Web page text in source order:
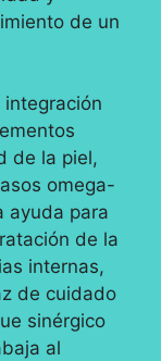
de un
de la piel,
omega-
ayuda para
de la
internas,
de cuidado
sinérgico
al